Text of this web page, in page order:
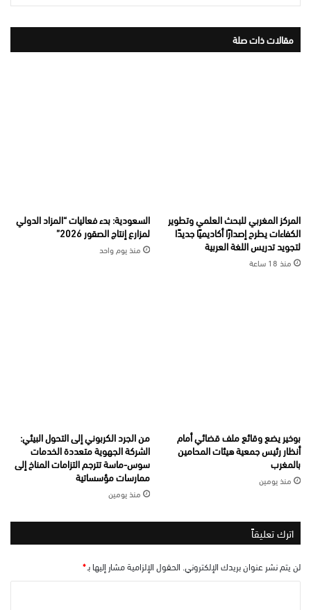
مقالات ذات صلة
المركز المغربي للبحث العلمي وتطوير
الكفاءات يطرح إصدارًا أكاديميًا جديدًا
لتجويد تدريس اللغة العربية
منذ 18 ساعة
السعودية: بدء فعاليات “المزاد الدولي
لمزارع إنتاج الصقور 2026”
منذ يوم واحد
بوخير يضع وقائع ملف قضائي أمام
أنظار رئيس جمعية هيئات المحامين
بالمغرب
منذ يومين
من الجرد الكربوني إلى التحول البيئي:
الشركة الجهوية متعددة الخدمات
سوس-ماسة تترجم التزامات المناخ إلى
ممارسات مؤسساتية
منذ يومين
اترك تعليقاً
لن يتم نشر عنوان بريدك الإلكتروني. الحقول الإلزامية مشار إليها بـ*